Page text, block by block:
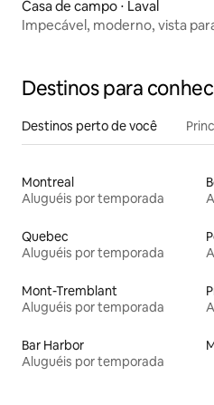
Casa de campo ⋅ Laval
Impecável, moderno, vista
Destinos para
Destinos perto de você
Montreal
Aluguéis por temporada
Quebec
Aluguéis por temporada
Mont-Tremblant
Aluguéis por temporada
Bar Harbor
Aluguéis por temporada